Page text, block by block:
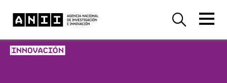
-INNOVACIÓN-